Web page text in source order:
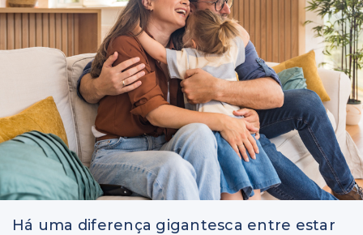
Há uma diferença gigantesca entre estar